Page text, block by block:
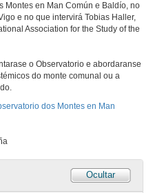
Montes en Man Común e Baldío, no
e no que intervirá Tobias Haller,
Association for the Study of the
o Observatorio e abordaranse
do monte comunal ou a
dos Montes en Man
Ocultar
maio de 2025
de preguntas. Mesa redonda I
de 2025
de 2025
Bosque e gandería extensiva. Posibilidades productivas